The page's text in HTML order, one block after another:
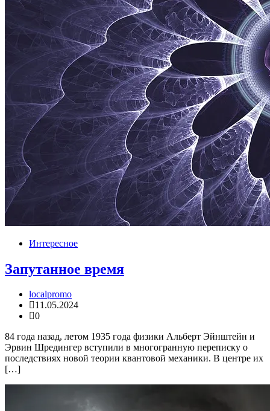
Интересное
Запутанное время
localpromo
11.05.2024
0
84 года назад, летом 1935 года физики Альберт Эйнштейн и
Эрвин Шредингер вступили в многогранную переписку о
последствиях новой теории квантовой механики. В центре их
[…]